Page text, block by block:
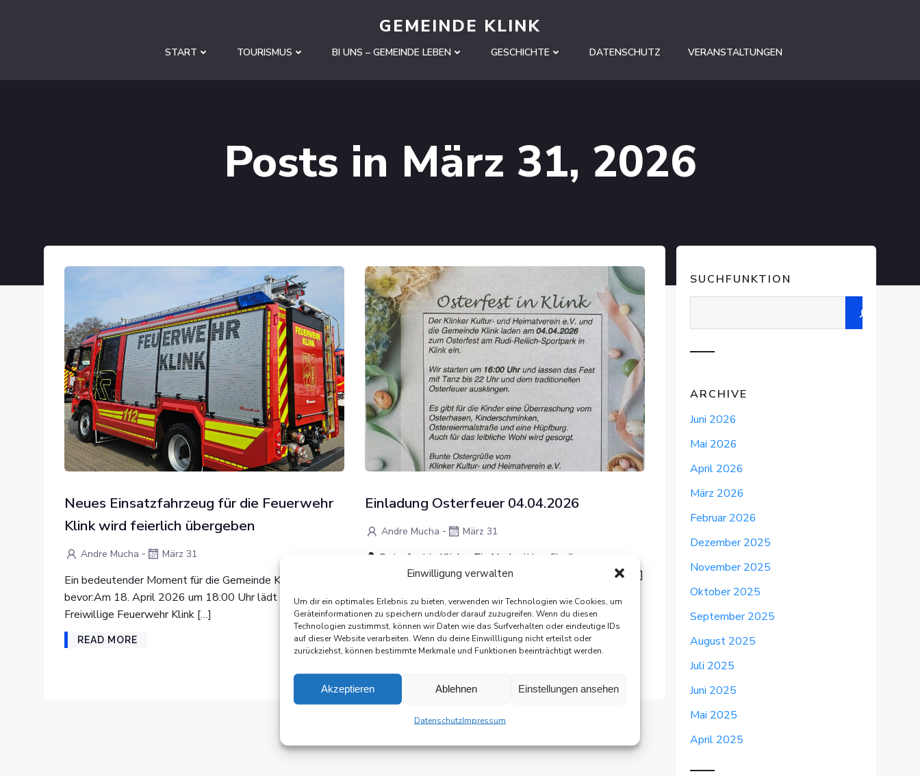
Einwilligung verwalten
Um dir ein optimales Erlebnis zu bieten, verwenden wir Technologien wie Cookies, um
Geräteinformationen zu speichern und/oder darauf zuzugreifen. Wenn du diesen
Technologien zustimmst, können wir Daten wie das Surfverhalten oder eindeutige IDs
auf dieser Website verarbeiten. Wenn du deine Einwillligung nicht erteilst oder
zurückziehst, können bestimmte Merkmale und Funktionen beeinträchtigt werden.
Akzeptieren Ablehnen Einstellungen ansehen
DatenschutzImpressum
GEMEINDE KLINK
START TOURISMUS BI UNS – GEMEINDE LEBEN GESCHICHTE DATENSCHUTZ VERANSTALTUNGEN
Posts in März 31, 2026
Neues Einsatzfahrzeug für die Feuerwehr
Klink wird feierlich übergeben
Andre Mucha - März 31
Ein bedeutender Moment für die Gemeinde Klink steht
bevor:Am 18. April 2026 um 18:00 Uhr lädt die
Freiwillige Feuerwehr Klink […]
READ MORE
Einladung Osterfeuer 04.04.2026
Andre Mucha - März 31
🐣 Osterfest in Klink – Ein Nachmittag für die ganze
Familie Am 04. April 2026 lädt der Klinker Kultur- und […]
READ MORE
SUCHFUNKTION
ARCHIVE
Juni 2026
Mai 2026
April 2026
März 2026
Februar 2026
Dezember 2025
November 2025
Oktober 2025
September 2025
August 2025
Juli 2025
Juni 2025
Mai 2025
April 2025